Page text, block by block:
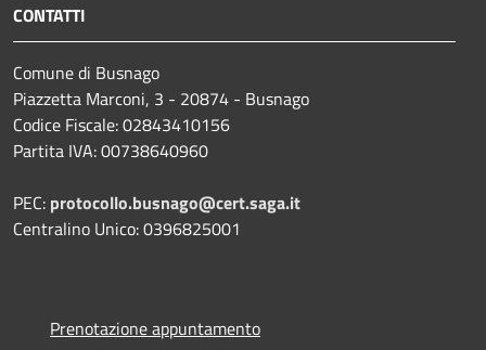
CONTATTI
Comune di Busnago
Piazzetta Marconi, 3 - 20874 - Busnago
Codice Fiscale: 02843410156
Partita IVA: 00738640960
PEC: protocollo.busnago@cert.saga.it
Centralino Unico: 0396825001
Prenotazione appuntamento